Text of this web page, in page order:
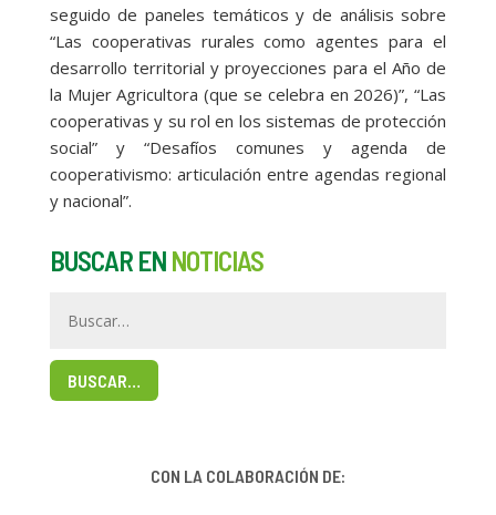
seguido de paneles temáticos y de análisis sobre
“Las cooperativas rurales como agentes para el
desarrollo territorial y proyecciones para el Año de
la Mujer Agricultora (que se celebra en 2026)”, “Las
cooperativas y su rol en los sistemas de protección
social” y “Desafíos comunes y agenda de
cooperativismo: articulación entre agendas regional
y nacional”.
BUSCAR EN NOTICIAS
BUSCAR…
CON LA COLABORACIÓN DE: